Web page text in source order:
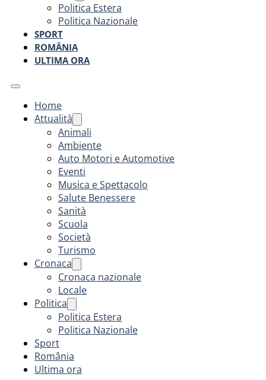
Politica Estera
Politica Nazionale
SPORT
ROMÂNIA
ULTIMA ORA
Home
Attualità
Animali
Ambiente
Auto Motori e Automotive
Eventi
Musica e Spettacolo
Salute Benessere
Sanità
Scuola
Società
Turismo
Cronaca
Cronaca nazionale
Locale
Politica
Politica Estera
Politica Nazionale
Sport
România
Ultima ora